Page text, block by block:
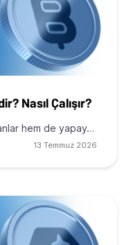
Nasıl Çalışır?
hem de yapay…
13 Temmuz 2026